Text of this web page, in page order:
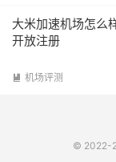
大米加速机场怎么
开放注册
 机场评测
© 2022-